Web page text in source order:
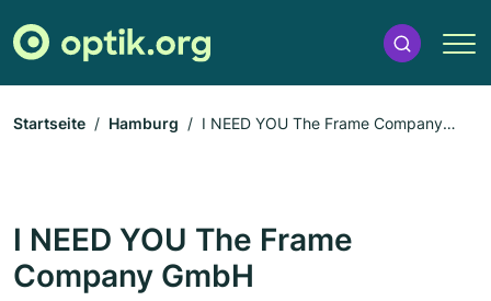
Startseite Hamburg
I NEED YOU The Frame Company
I NEED YOU The Frame
Company GmbH